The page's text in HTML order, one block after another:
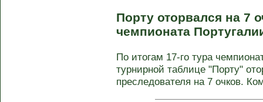
Порту оторвался на 7
чемпионата
По итогам 17-го тура
турнирной таблице "Порту"
преследователя на 7 очков.